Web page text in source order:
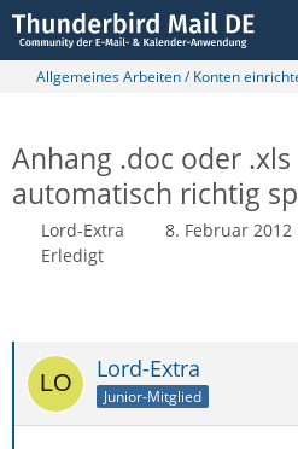
Allgemeines Arbeiten / Konten
Anhang .doc oder
automatisch richtig
Lord-Extra 8. Februar 2012
Erledigt
Lord-Extra
Junior-Mitglied